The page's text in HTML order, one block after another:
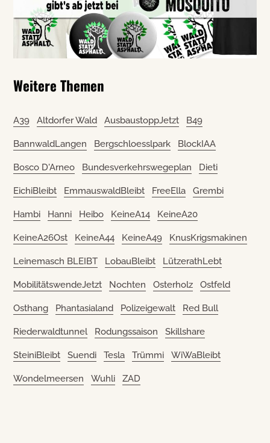
Weitere Themen
A39 Altdorfer Wald AusbaustoppJetzt B49
BannwaldLangen Bergschloesslpark BlockIAA
Bosco D'Arneo Bundesverkehrswegeplan Dieti
EichiBleibt EmmauswaldBleibt FreeElla Grembi
Hambi Hanni Heibo KeineA14 KeineA20
KeineA26Ost KeineA44 KeineA49 KnusKrigsmakinen
Leinemasch BLEIBT LobauBleibt LützerathLebt
MobilitätswendeJetzt Nochten Osterholz Ostfeld
Osthang Phantasialand Polizeigewalt Red Bull
Riederwaldtunnel Rodungssaison Skillshare
SteiniBleibt Suendi Tesla Trümmi WiWaBleibt
Wondelmeersen Wuhli ZAD